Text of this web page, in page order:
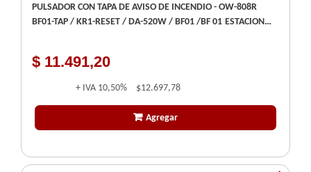
PULSADOR CON TAPA DE AVISO DE INCENDIO - OW-808R
BF01-TAP / KR1-RESET / DA-520W / BF01 /BF 01 ESTACION
$ 11.491,20
+ IVA 10,50% $12.697,78
Agregar